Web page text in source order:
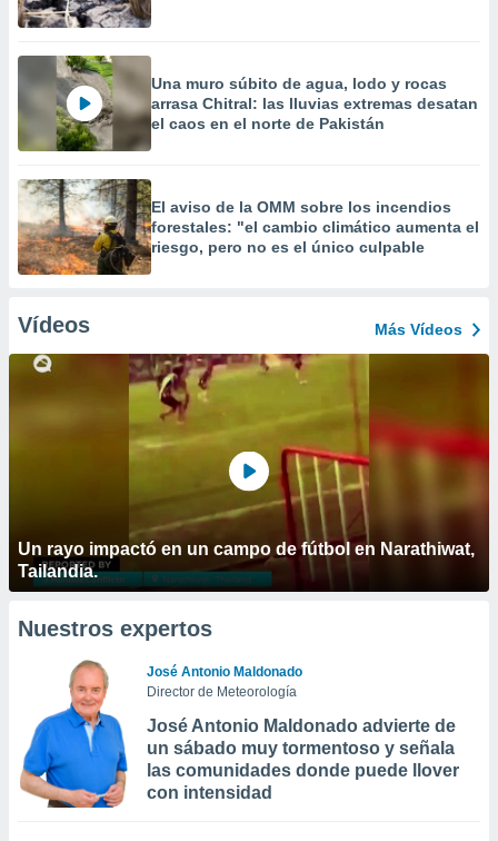
Una muro súbito de agua, lodo y rocas
arrasa Chitral: las lluvias extremas desatan
el caos en el norte de Pakistán
El aviso de la OMM sobre los incendios
forestales: "el cambio climático aumenta el
riesgo, pero no es el único culpable
Vídeos Más Vídeos
Un rayo impactó en un campo de fútbol en Narathiwat,
Tailandia.
Nuestros expertos
José Antonio Maldonado
Director de Meteorología
José Antonio Maldonado advierte de
un sábado muy tormentoso y señala
las comunidades donde puede llover
con intensidad